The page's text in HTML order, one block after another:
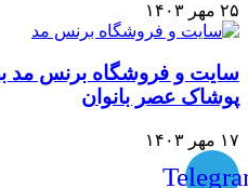
۲۵ مهر ۱۴۰۳
سایت و فروشگاه برنس مد
پوشاک عصر بانوان
۱۷ مهر ۱۴۰۳